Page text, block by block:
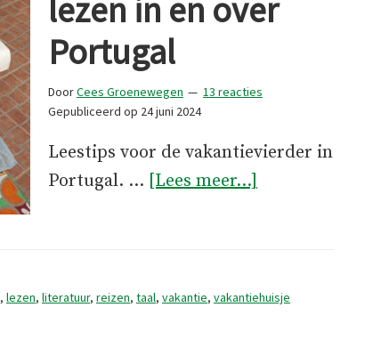
lezen in en over
Portugal
DoorCees Groenewegen
13 reacties
Gepubliceerd op 24 juni 2024
Leestips voor de vakantievierder in
Portugal. … [Lees meer...]
over
, lezen, literatuur, reizen, taal, vakantie, vakantiehuisje